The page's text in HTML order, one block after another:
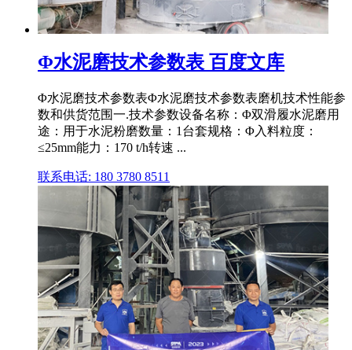
Φ水泥磨技术参数表 百度文库
Φ水泥磨技术参数表Φ水泥磨技术参数表磨机技术性能参
数和供货范围一.技术参数设备名称：Φ双滑履水泥磨用
途：用于水泥粉磨数量：1台套规格：Φ入料粒度：
≤25mm能力：170 t/h转速 ...
联系电话: 180 3780 8511